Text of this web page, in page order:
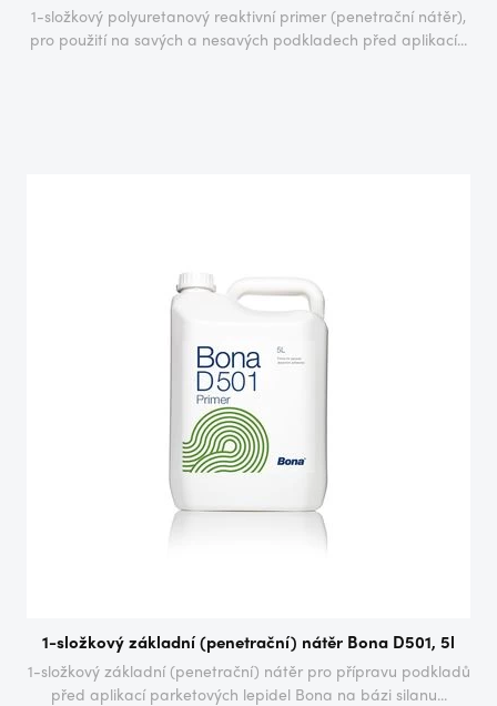
1-složkový polyuretanový reaktivní primer (penetrační nátěr),
pro použití na savých a nesavých podkladech před aplikací...
1-složkový základní (penetrační) nátěr Bona D501, 5l
1-složkový základní (penetrační) nátěr pro přípravu podkladů
před aplikací parketových lepidel Bona na bázi silanu...